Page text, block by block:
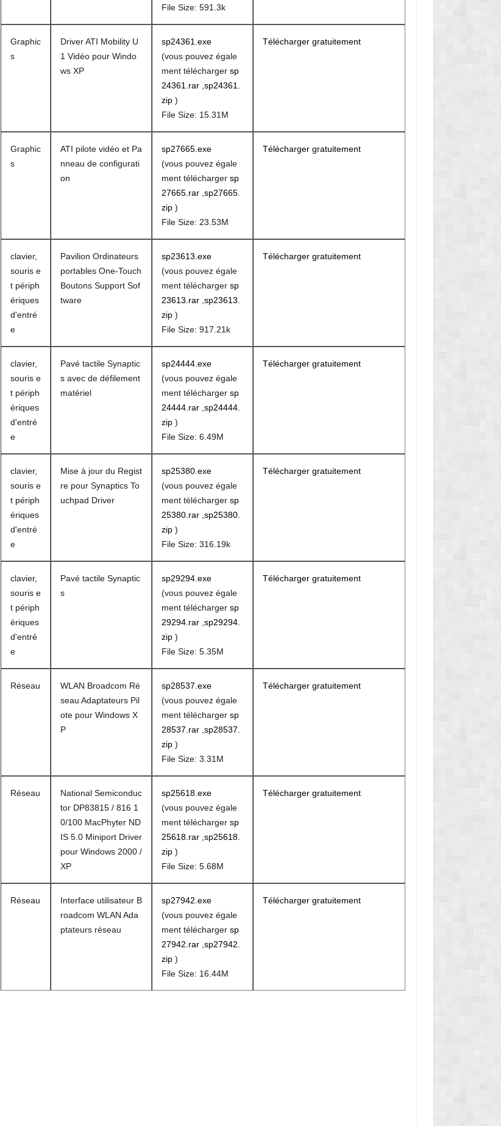
File Size: 591.3k
Graphic
s
Driver ATI Mobility U
1 Vidéo pour Windo
ws XP
sp24361.exe
(vous pouvez égale
ment télécharger sp
24361.rar,sp24361.
zip)
File Size: 15.31M
Télécharger gratuitement
Graphic
s
ATI pilote vidéo et Pa
nneau de configurati
on
sp27665.exe
(vous pouvez égale
ment télécharger sp
27665.rar,sp27665.
zip)
File Size: 23.53M
Télécharger gratuitement
clavier,
souris e
t périph
ériques
d'entré
e
Pavilion Ordinateurs
portables One-Touch
Boutons Support Sof
tware
sp23613.exe
(vous pouvez égale
ment télécharger sp
23613.rar,sp23613.
zip)
File Size: 917.21k
Télécharger gratuitement
clavier,
souris e
t périph
ériques
d'entré
e
Pavé tactile Synaptic
s avec de défilement
matériel
sp24444.exe
(vous pouvez égale
ment télécharger sp
24444.rar,sp24444.
zip)
File Size: 6.49M
Télécharger gratuitement
clavier,
souris e
t périph
ériques
d'entré
e
Mise à jour du Regist
re pour Synaptics To
uchpad Driver
sp25380.exe
(vous pouvez égale
ment télécharger sp
25380.rar,sp25380.
zip)
File Size: 316.19k
Télécharger gratuitement
clavier,
souris e
t périph
ériques
d'entré
e
Pavé tactile Synaptic
s
sp29294.exe
(vous pouvez égale
ment télécharger sp
29294.rar,sp29294.
zip)
File Size: 5.35M
Télécharger gratuitement
Réseau
WLAN Broadcom Ré
seau Adaptateurs Pil
ote pour Windows X
P
sp28537.exe
(vous pouvez égale
ment télécharger sp
28537.rar,sp28537.
zip)
File Size: 3.31M
Télécharger gratuitement
Réseau
National Semiconduc
tor DP83815 / 816 1
0/100 MacPhyter ND
IS 5.0 Miniport Driver
pour Windows 2000 /
XP
sp25618.exe
(vous pouvez égale
ment télécharger sp
25618.rar,sp25618.
zip)
File Size: 5.68M
Télécharger gratuitement
Réseau
Interface utilisateur B
roadcom WLAN Ada
ptateurs réseau
sp27942.exe
(vous pouvez égale
ment télécharger sp
27942.rar,sp27942.
zip)
File Size: 16.44M
Télécharger gratuitement